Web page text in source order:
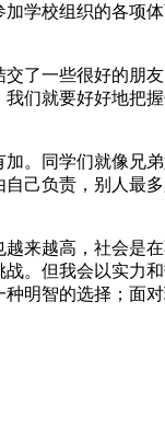
学校组织的各项
一些很好的朋
们就要好好地把
同学们就像兄弟
己负责，别人最
越高，社会是在
。但我会以实力
明智的选择；面